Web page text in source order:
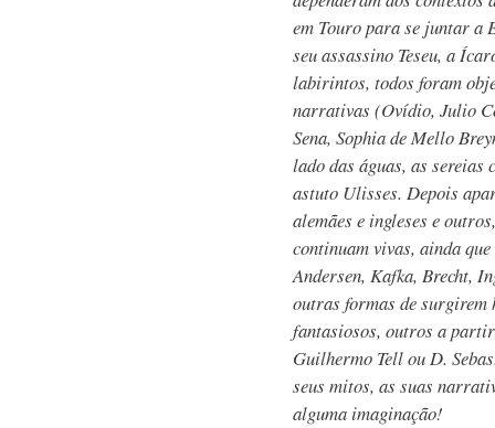
em Touro para se juntar a
seu assassino Teseu, a
labirintos, todos foram
narrativas (Ovídio, Julio
Sena, Sophia de Mello
lado das águas, as
astuto Ulisses. Depois
alemães e ingleses e
continuam vivas, ainda
Andersen, Kafka, Brecht,
outras formas de
fantasiosos, outros a
Guilhermo Tell ou D.
seus mitos, as suas
alguma imaginação!